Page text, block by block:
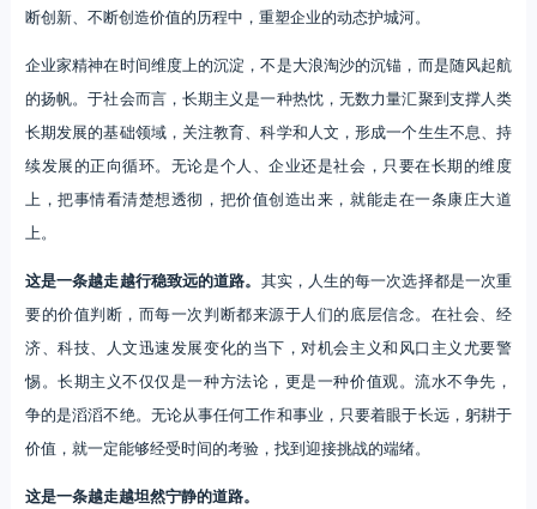
断创新、不断创造价值的历程中，重塑企业的动态护城河。
企业家精神在时间维度上的沉淀，不是大浪淘沙的沉锚，而是随风起航
的扬帆。于社会而言，长期主义是一种热忱，无数力量汇聚到支撑人类
长期发展的基础领域，关注教育、科学和人文，形成一个生生不息、持
续发展的正向循环。无论是个人、企业还是社会，只要在长期的维度
上，把事情看清楚想透彻，把价值创造出来，就能走在一条康庄大道
上。
这是一条越走越行稳致远的道路。 其实，人生的每一次选择都是一次重
要的价值判断，而每一次判断都来源于人们的底层信念。在社会、经
济、科技、人文迅速发展变化的当下，对机会主义和风口主义尤要警
惕。长期主义不仅仅是一种方法论，更是一种价值观。流水不争先，
争的是滔滔不绝。无论从事任何工作和事业，只要着眼于长远，躬耕于
价值，就一定能够经受时间的考验，找到迎接挑战的端绪。
这是一条越走越坦然宁静的道路。